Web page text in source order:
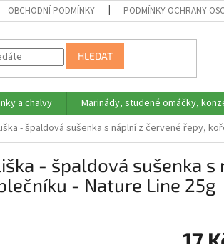
OBCHODNÍ PODMÍNKY PODMÍNKY OCHRANY
HLEDAT
a chalvy Marinády, studené omáčky,
- špaldová sušenka s náplní z červené řepy,
- špaldová sušenka
- Nature Line 25g